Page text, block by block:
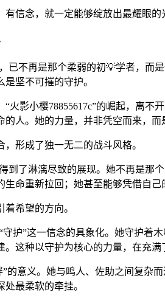
信念，就一定能够绽放出最耀眼的
已不再是那个柔弱的初💡学者，
坚不可摧的守护。
火影小樱78855617c”的崛起，离
。她的力量，并非凭空而来，而
形成了独一无二的战斗风格。
到了淋漓尽致的展现。她不再是
命重新拉回；她甚至能够凭借自己
希望的方向。
护”这一信念的具象化。她守护
这种以守护为核心的力量，在充满
的意义。她与鸣人、佐助之间复
最柔软的牵挂。